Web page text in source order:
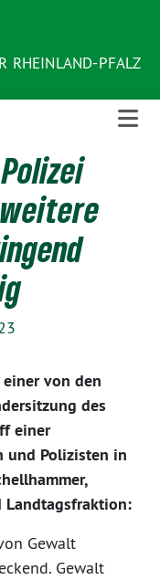
RHEINLAND-PFALZ
von den
des
einer
und Polizisten in
Landtagsfraktion:
Gewalt
Gewalt